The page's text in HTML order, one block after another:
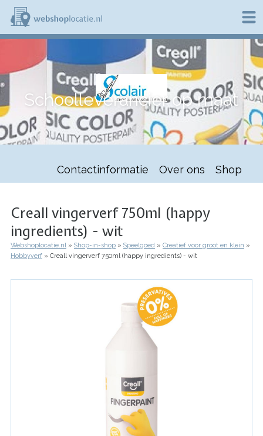
Overslaan
naar
de
s
p
o
c
l
Schoolleverancier op maat
Contactinformatie Over ons Shop
Creall vingerverf 750ml (happy
ingredients) - wit
Kruimelpad
Webshoplocatie.nl Shop-in-shop Speelgoed
Creatief voor groot en klein
Hobbyverf
Creall vingerverf 750ml (happy ingredients) - wit